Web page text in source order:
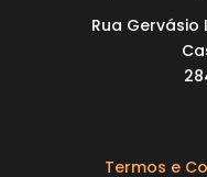
Rua Gervásio
Termos e